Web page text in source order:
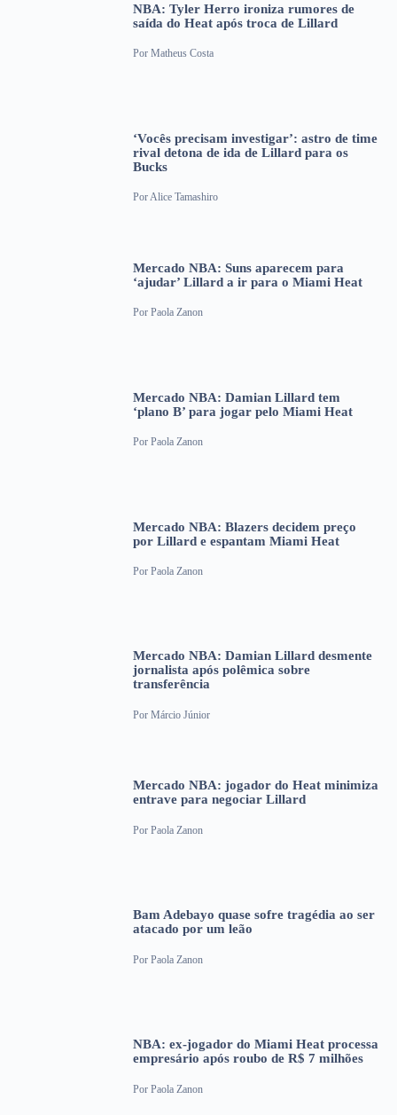
NBA: Tyler Herro ironiza rumores de
saída do Heat após troca de Lillard
Por Matheus Costa
‘Vocês precisam investigar’: astro de time
rival detona de ida de Lillard para os
Bucks
PorAlice Tamashiro
Mercado NBA: Suns aparecem para
‘ajudar’ Lillard a ir para o Miami Heat
Por Paola Zanon
Mercado NBA: Damian Lillard tem
‘plano B’ para jogar pelo Miami Heat
Por Paola Zanon
Mercado NBA: Blazers decidem preço
por Lillard e espantam Miami Heat
Por Paola Zanon
Mercado NBA: Damian Lillard desmente
jornalista após polêmica sobre
transferência
Por Márcio Júnior
Mercado NBA: jogador do Heat minimiza
entrave para negociar Lillard
Por Paola Zanon
Bam Adebayo quase sofre tragédia ao ser
atacado por um leão
Por Paola Zanon
NBA: ex-jogador do Miami Heat processa
empresário após roubo de R$ 7 milhões
Por Paola Zanon